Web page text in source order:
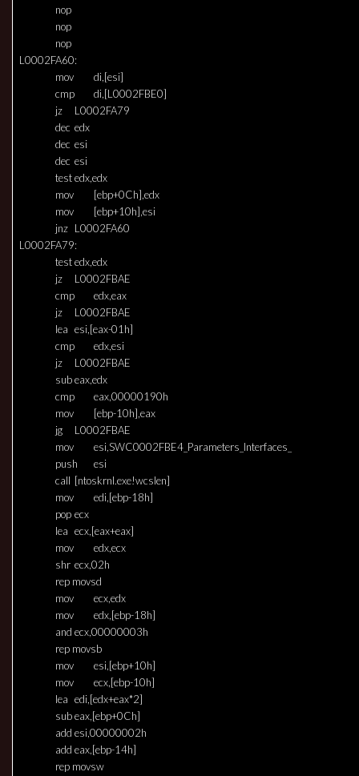
nop
nop
nop
L0002FA60:
mov
di,[esi]
cmp
di,[L0002FBE0]
jz
L0002FA79
dec edx
dec esi
dec esi
testedx,edx
mov
[ebp+0Ch],edx
mov
[ebp+10h],esi
jnz L0002FA60
L0002FA79:
testedx,edx
jz
L0002FBAE
cmp
edx,eax
jz
L0002FBAE
lea esi,[eax-01h]
cmp
edx,esi
jz
L0002FBAE
subeax,edx
cmp
eax,00000190h
mov
[ebp-10h],eax
jg
L0002FBAE
mov
esi,SWC0002FBE4_Parameters_Interfaces_
push
esi
call [ntoskrnl.exe!wcslen]
mov
edi,[ebp-18h]
pop ecx
lea ecx,[eax+eax]
mov
edx,ecx
shr ecx,02h
rep movsd
mov
ecx,edx
mov
edx,[ebp-18h]
and ecx,00000003h
rep movsb
mov
esi,[ebp+10h]
mov
ecx,[ebp-10h]
lea edi,[edx+eax*2]
subeax,[ebp+0Ch]
add esi,00000002h
add eax,[ebp-14h]
rep movsw